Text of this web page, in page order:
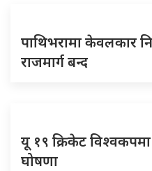
पाथिभरामा केवलकार
राजमार्ग बन्द
यू १९ क्रिकेट
घोषणा